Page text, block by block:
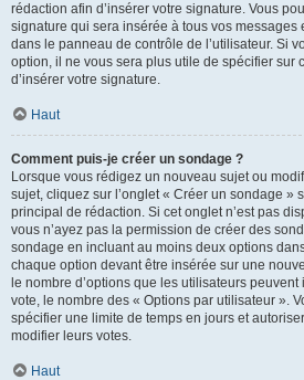
rédaction afin d’insérer votre signature. Vous
signature qui sera insérée à tous vos messages
dans le panneau de contrôle de l’utilisateur. Si
option, il ne vous sera plus utile de spécifier sur
d’insérer votre signature.
Haut
Comment puis-je créer un sondage ?
Lorsque vous rédigez un nouveau sujet ou
sujet, cliquez sur l’onglet « Créer un sondage »
principal de rédaction. Si cet onglet n’est pas
vous n’ayez pas la permission de créer des
sondage en incluant au moins deux options
chaque option devant être insérée sur une
le nombre d’options que les utilisateurs
vote, le nombre des « Options par utilisateur ».
spécifier une limite de temps en jours et
modifier leurs votes.
Haut